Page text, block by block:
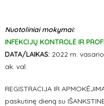
Nuotoliniai mokymai:
INFEKCIJŲ KONTROLĖ IR
DATA/LAIKAS: 2022 m.
ak. val.
REGISTRACIJA IR
paskutinę dieną su